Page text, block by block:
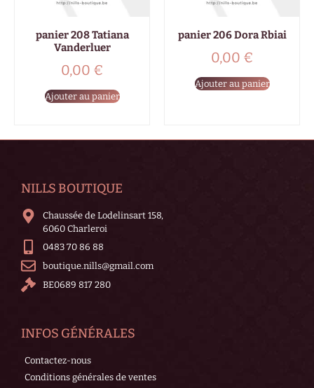
panier 208 Tatiana
Vanderluer
0,00 €
Ajouter au panier
panier 206 Dora Rbiai
0,00 €
Ajouter au panier
NILLS BOUTIQUE
Chaussée de Lodelinsart 158,
6060 Charleroi
0483 70 86 88
boutique.nills@gmail.com
BE0689 817 280
INFOS GÉNÉRALES
Contactez-nous
Conditions générales de ventes